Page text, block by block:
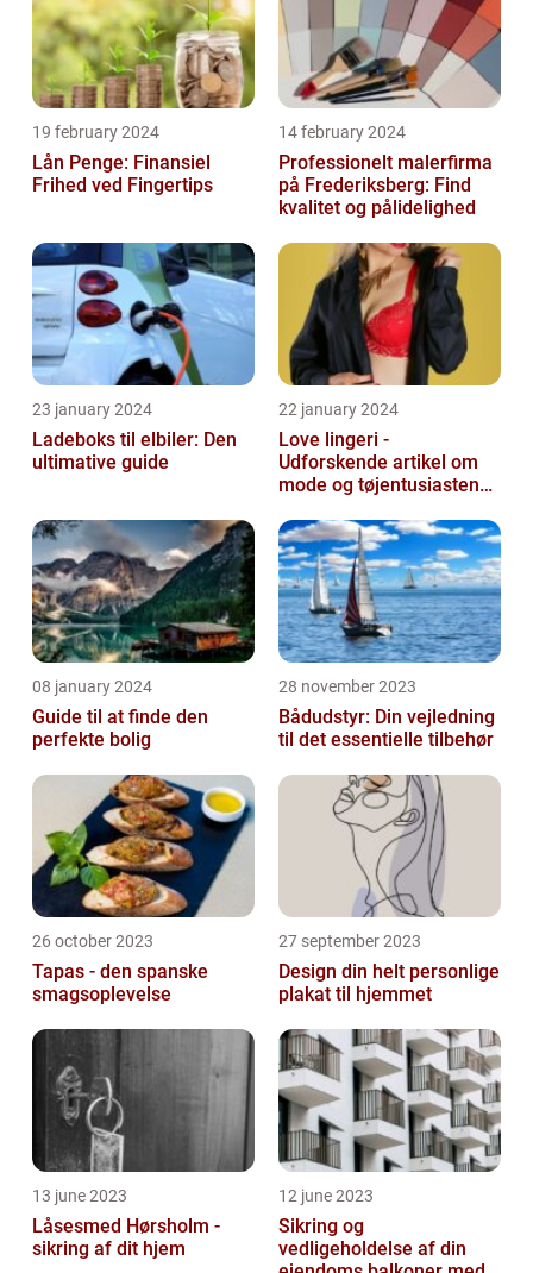
19 february 2024
Lån Penge: Finansiel
Frihed ved Fingertips
14 february 2024
Professionelt malerfirma
på Frederiksberg: Find
kvalitet og pålidelighed
23 january 2024
Ladeboks til elbiler: Den
ultimative guide
22 january 2024
Love lingeri -
Udforskende artikel om
mode og tøjentusiastens
08 january 2024
Guide til at finde den
perfekte bolig
28 november 2023
Bådudstyr: Din vejledning
til det essentielle tilbehør
26 october 2023
Tapas - den spanske
smagsoplevelse
27 september 2023
Design din helt personlige
plakat til hjemmet
13 june 2023
Låsesmed Hørsholm -
sikring af dit hjem
12 june 2023
Sikring og
vedligeholdelse af din